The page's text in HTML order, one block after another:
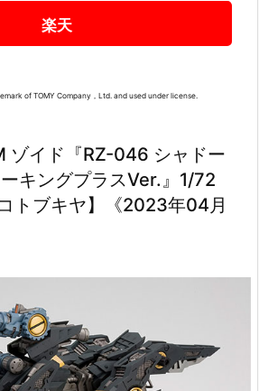
楽天
of TOMY Company，Ltd. and used under license.
ゾイド『RZ-046 シャドー
キングプラスVer.』1/72
トブキヤ】《2023年04月